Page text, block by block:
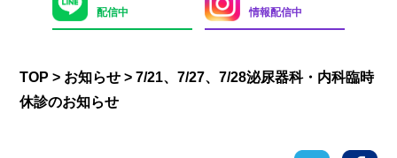
配信中
情報配信中
TOP > お知らせ >7/21、7/27、7/28泌尿器科・内科臨時
休診のお知らせ